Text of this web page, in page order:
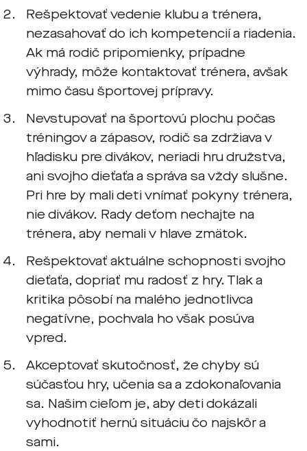
Rešpektovať vedenie klubu a trénera,
nezasahovať do ich kompetencií a riadenia.
Ak má rodič pripomienky, prípadne
výhrady, môže kontaktovať trénera, avšak
mimo času športovej prípravy.
Nevstupovať na športovú plochu počas
tréningov a zápasov, rodič sa zdržiava v
hľadisku pre divákov, neriadi hru družstva,
ani svojho dieťaťa a správa sa vždy slušne.
Pri hre by mali deti vnímať pokyny trénera,
nie divákov. Rady deťom nechajte na
trénera, aby nemali v hlave zmätok.
Rešpektovať aktuálne schopnosti svojho
dieťaťa, dopriať mu radosť z hry. Tlak a
kritika pôsobí na malého jednotlivca
negatívne, pochvala ho však posúva
vpred.
Akceptovať skutočnosť, že chyby sú
súčasťou hry, učenia sa a zdokonaľovania
sa. Našim cieľom je, aby deti dokázali
vyhodnotiť hernú situáciu čo najskôr a
sami.